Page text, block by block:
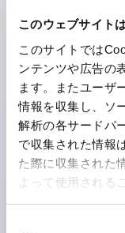
このウェブサイト
このサイトでは
ンテンツや広告の
ます。またユーザ
情報を収集し、ソ
解析の各サードパ
で収集された情報
た際に収集された
よって使用される
ました。
プを除く）
丸形圧着端子の
ひとつで6色の役
で色ごとに分か
を表現できるよ
UL、CSA、TÜV